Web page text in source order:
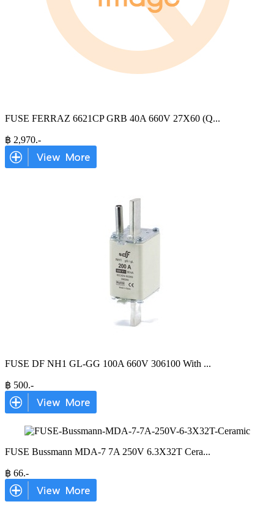
FUSE FERRAZ 6621CP GRB 40A 660V 27X60 (Q...
฿ 2,970.-
FUSE DF NH1 GL-GG 100A 660V 306100 With ...
฿ 500.-
FUSE Bussmann MDA-7 7A 250V 6.3X32T Cera...
฿ 66.-